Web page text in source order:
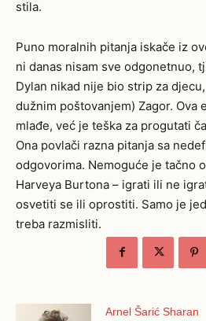
stila.
Puno moralnih pitanja iskače iz
ni danas nisam sve odgonetnuo,
Dylan nikad nije bio strip za
dužnim poštovanjem) Zagor. Ova
mlađe, već je teška za progutati
Ona povlači razna pitanja sa
odgovorima. Nemoguće je tačno
Harveya Burtona – igrati ili ne
osvetiti se ili oprostiti. Samo je
treba razmisliti.
Arnel Šarić Sharan